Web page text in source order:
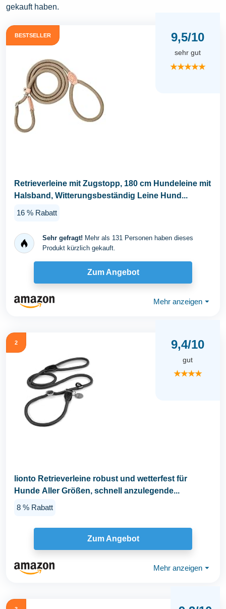
gekauft haben.
BESTSELLER 9,5/10
sehr gut
★★★★★
Retrieverleine mit Zugstopp, 180 cm Hundeleine mit
Halsband, Witterungsbeständig Leine Hund...
16 % Rabatt
Sehr gefragt! Mehr als 131 Personen haben dieses
Produkt kürzlich gekauft.
Zum Angebot
Mehr anzeigen ⏷
2 9,4/10
gut
★★★★
lionto Retrieverleine robust und wetterfest für
Hunde Aller Größen, schnell anzulegende...
8 % Rabatt
Zum Angebot
Mehr anzeigen ⏷